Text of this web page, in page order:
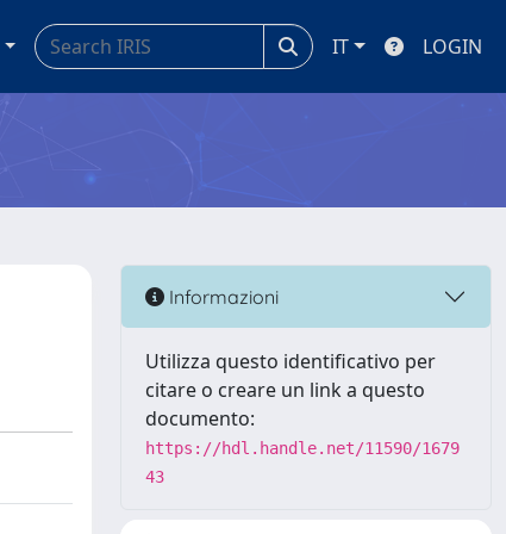
IT LOGIN
Informazioni
Utilizza questo identificativo per
citare o creare un link a questo
documento:
https://hdl.handle.net/11590/1679
43